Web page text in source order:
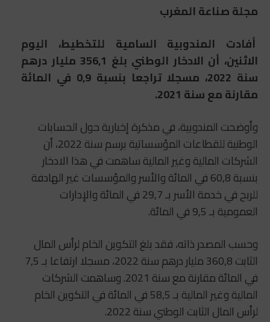
مجلة صناعة المغرب
أفادت المندوبية السامية للتخطيط، اليوم
الاثنين، أن الادخار الوطني بلغ 356,1 مليار درهم
سنة 2022، مسجلا تراجعا بنسبة 0,9 في المائة
مقارنة مع سنة 2021.
وأوضحت المندوبية، في مذكرة إخبارية حول الحسابات
الوطنية للقطاعات المؤسساتية برسم سنة 2022، أن
الشركات المالية وغير المالية ساهمت في هذا الادخار
بنسبة 60,8 في المائة والأسر والمؤسسات غير الهادفة
للربح في خدمة الأسر بـ 29,7 في المائة والإدارات
العمومية بـ 9,5 في المائة.
وحسب المصدر ذاته، فقد بلغ التكوين الخام لرأس المال
الثابت 360,8 مليار درهم سنة 2022، مسجلا ارتفاعا بـ 7,5
في المائة مقارنة مع سنة 2021. وساهمت الشركات
المالية وغير المالية بـ 58,5 في المائة في التكوين الخام
لرأس المال الثابت الوطني سنة 2022.